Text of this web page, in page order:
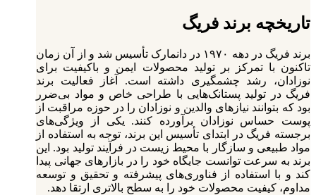
تاریخچه برند فریگ
برند فریگ در دهه ۱۹۷۰ در دانمارک تأسیس شد و از آن زمان
تاکنون با تمرکز بر تولید محصولات ایمن و باکیفیت برای
نوزادان، رشد چشمگیری داشته است. آغاز فعالیت برند
فریگ در تولید پستانک‌هایی با طراحی خاص و مواد بی‌ضرر
بود که بتوانند نیازهای والدین و نوزادان را در حوزه مراقبت از
پوست حساس نوزادان برآورده کنند.
یکی از ویژگی‌های
برجسته فریگ در ابتدای تأسیس این برند، توجه به استفاده از
مواد طبیعی و سازگار با محیط زیست در فرآیند تولید بود. این
برند به سرعت توانست جایگاه خود را در بازارهای جهانی پیدا
کند و با استفاده از فناوری‌های پیشرفته و تحقیق و توسعه
مداوم، کیفیت محصولات خود را به سطح بالاتری ارتقا دهد.